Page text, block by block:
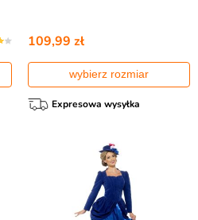
109,99 zł
wybierz rozmiar
Expresowa wysyłka